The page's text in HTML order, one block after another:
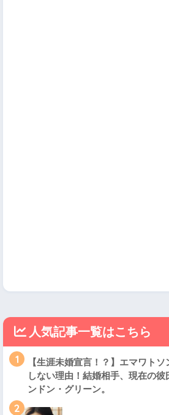
人気記事一覧はこちら
1
【生涯未婚宣言！？】エマワトソ
しない理由！結婚相手、現在の彼
ンドン・グリーン。
2